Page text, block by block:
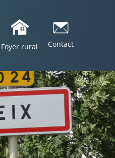
Foyer rural Contact